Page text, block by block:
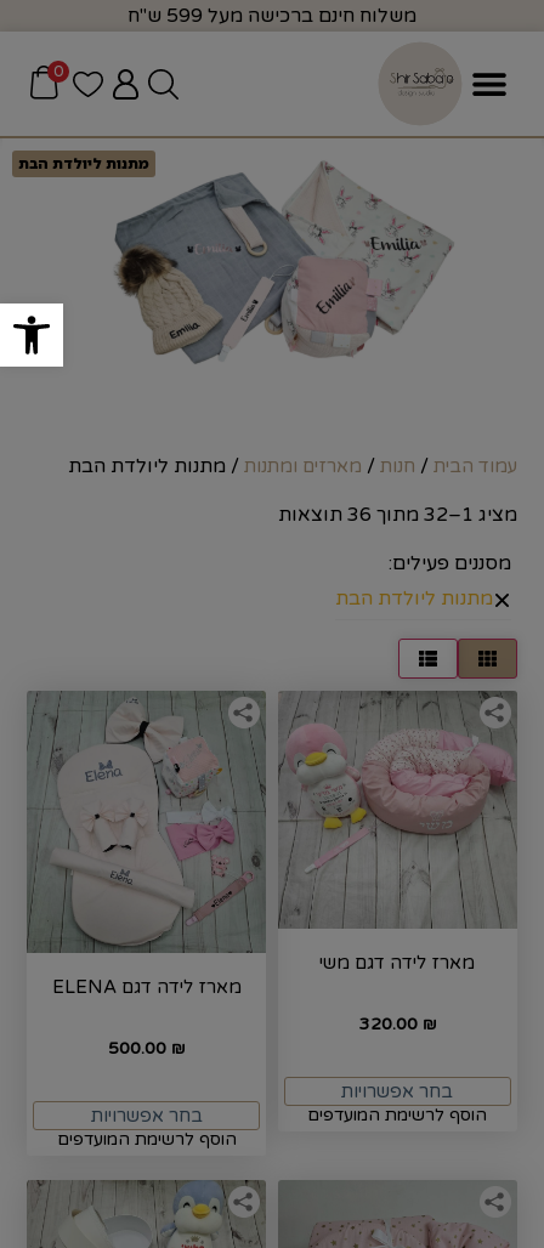
פתח
משלוח חינם ברכישה מעל 599 ש"ח
0
מתנות ליולדת הבת
עמוד הבית / חנות / מארזים ומתנות / מתנות ליולדת הבת
מציג 1–32 מתוך 36 תוצאות
מסננים פעילים:
מתנות ליולדת הבת×
מארז לידה דגם משי
320.00 ₪
בחר אפשרויות
הוסף לרשימת המועדפים
מארז לידה דגם ELENA
500.00 ₪
בחר אפשרויות
הוסף לרשימת המועדפים